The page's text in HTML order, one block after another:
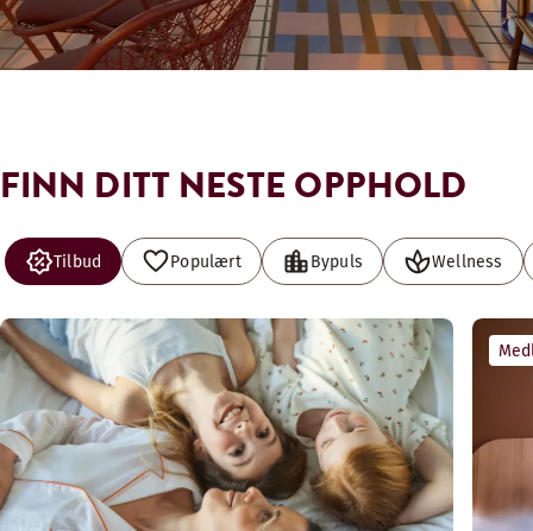
FINN DITT NESTE OPPHOLD
Tilbud Populært Bypuls Wellness